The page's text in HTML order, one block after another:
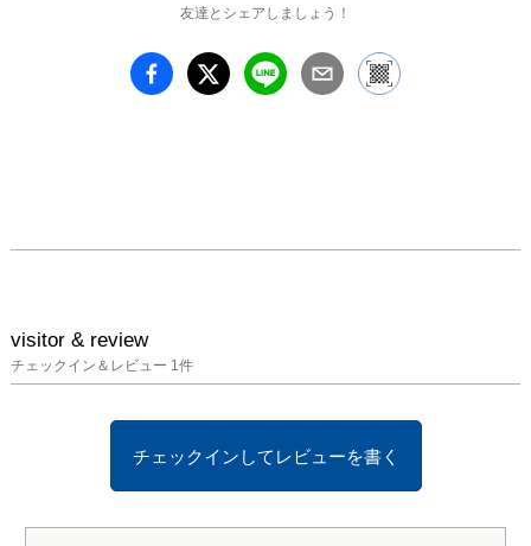
大京町12-9 2F ACT3
TEL 03-3341-3253
■ 出展作家
吉田有花 Yuka Yoshida
1996年生まれ。京都府在
住。嵯峨美術大学短期大
物事の中で対極する２つ
友達とシェアしましょう！
visitor & review
チェックイン＆レビュー 1件
チェックインしてレビューを書く